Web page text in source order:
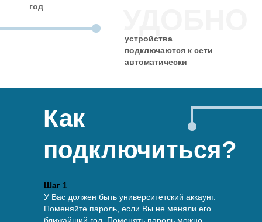
год
устройства
подключаются к сети
автоматически
Шаг 1
У Вас должен быть университетский аккаунт.
Поменяйте пароль, если Вы не меняли его
Как
подключиться?